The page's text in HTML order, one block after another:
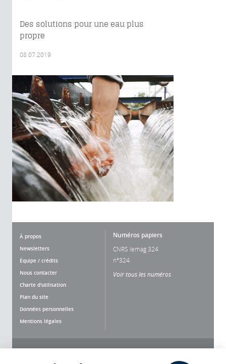
Des solutions pour une eau plus
propre
08.07.2019
À propos
Newsletters
Équipe / crédits
Nous contacter
Charte d'utilisation
Plan du site
Données personnelles
Mentions légales
Numéros papiers
CNRS lemag 324
n°324
Voir tous les numéros